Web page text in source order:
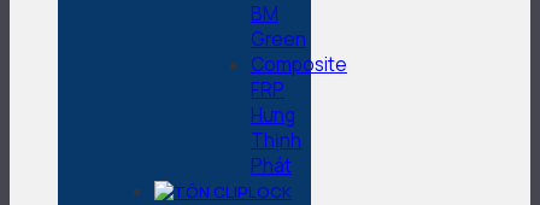
BM
Green
Composite
FRP
Hưng
Thịnh
Phát